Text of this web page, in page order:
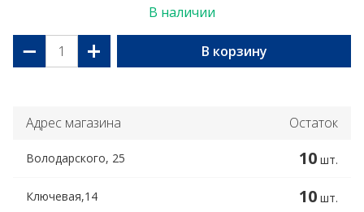
В наличии
− + В корзину
Адрес магазина Остаток
Володарского, 25 10 шт.
Ключевая,14 10 шт.